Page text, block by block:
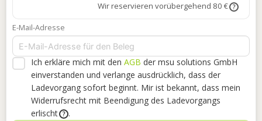
Wir reservieren vorübergehend 80 € ?
E-Mail-Adresse
Ich erkläre mich mit den AGB der msu solutions GmbH
einverstanden und verlange ausdrücklich, dass der
Ladevorgang sofort beginnt. Mir ist bekannt, dass mein
Widerrufsrecht mit Beendigung des Ladevorgangs
erlischt
? .